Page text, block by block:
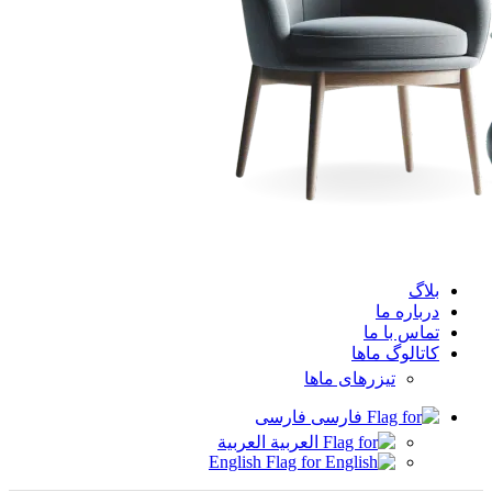
بلاگ
درباره ما
تماس با ما
کاتالوگ ماها
تیزرهای ماها
فارسی
العربية
English